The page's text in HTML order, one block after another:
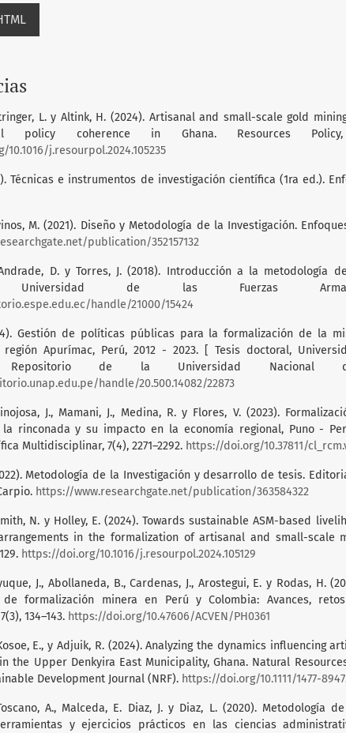
L. y Altink, H. (2024). Artisanal and small-scale gold
policy coherence in Ghana. Resources
j.resourpol.2024.105235
Técnicas e instrumentos de investigación científica (1ra ed.).
M. (2021). Diseño y Metodología de la Investigación.
publication/352157132
D. y Torres, J. (2018). Introducción a la metodología
Universidad de las Fuerzas
handle/21000/15424
Gestión de políticas públicas para la formalización de la
Apurímac, Perú, 2012 - 2023. [ Tesis doctoral,
Repositorio de la Universidad Nacional
handle/20.500.14082/22873
J., Mamani, J., Medina, R. y Flores, V. (2023).
rinconada y su impacto en la economía regional, Puno -
Multidisciplinar, 7(4), 2271–2292. https://doi.org/10.37811/
Metodología de la Investigación y desarrollo de tesis.
https://www.researchgate.net/publication/363584322
N. y Holley, E. (2024). Towards sustainable ASM-based
in the formalization of artisanal and small-scale
https://doi.org/10.1016/j.resourpol.2024.105129
J., Abollaneda, B., Cardenas, J., Arostegui, E. y Rodas, H.
formalización minera en Perú y Colombia: Avances,
134–143. https://doi.org/10.47606/ACVEN/PH0361
E., y Adjuik, R. (2024). Analyzing the dynamics influencing
the Upper Denkyira East Municipality, Ghana. Natural
Development Journal (NRF). https://doi.org/10.1111/1477-
A., Malceda, E. Diaz, J. y Diaz, L. (2020). Metodología
y ejercicios prácticos en las ciencias